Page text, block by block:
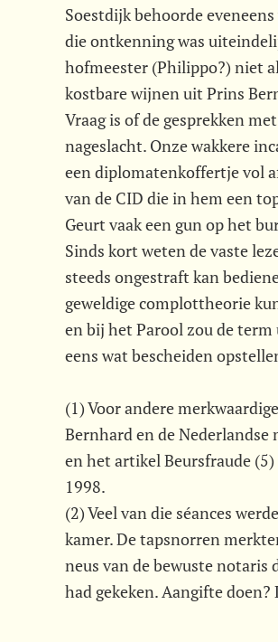
Soestdijk behoorde
die ontkenning was
hofmeester (Philippo?) niet
kostbare wijnen uit Prins
Vraag is of de gesprekken
nageslacht. Onze wakkere
een diplomatenkoffertje vol
van de CID die in hem een
Geurt vaak een gun op het
Sinds kort weten de vaste
steeds ongestraft kan
geweldige complottheorie
en bij het Parool zou de
eens wat bescheiden
(1) Voor andere
Bernhard en de Nederlandse
en het artikel Beursfraude
1998.
(2) Veel van die séances
kamer. De tapsnorren
neus van de bewuste
had gekeken. Aangifte doen?